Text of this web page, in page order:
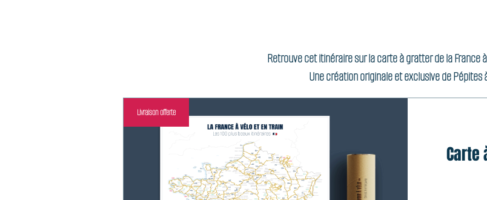
Retrouve cet itinéraire sur la carte à gratter de la France
Une création originale et exclusive de Pépites
Livraison offerte
Carte